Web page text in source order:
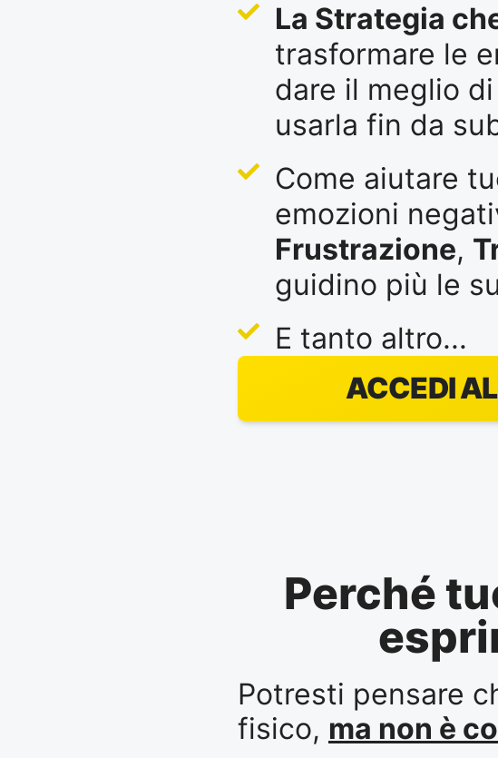
La Strategia
trasformare le
dare il meglio
usarla fin da
Come aiutare
emozioni
Frustrazione,
guidino più le
E tanto altro...
ACCEDI
Perché
Potresti pensare
fisico, ma non è